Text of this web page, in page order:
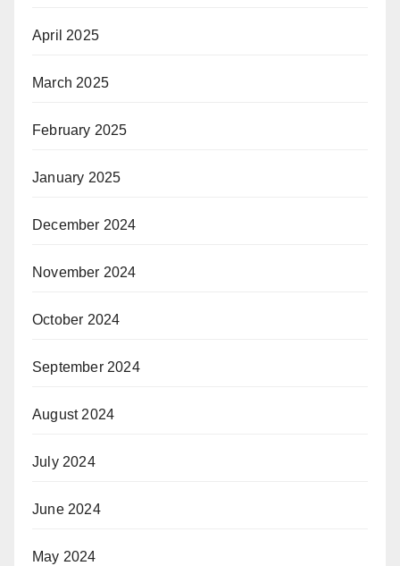
April 2025
March 2025
February 2025
January 2025
December 2024
November 2024
October 2024
September 2024
August 2024
July 2024
June 2024
May 2024